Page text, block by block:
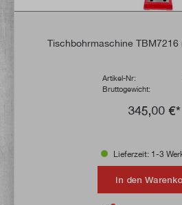
Tischbohrmaschine TBM7216
Artikel-Nr:
Bruttogewicht:
345,00 €*
Lieferzeit: 1-3
In den